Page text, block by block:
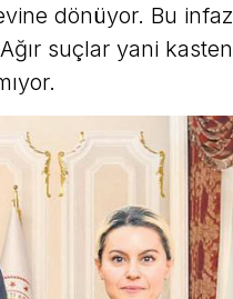
dönüyor. Bu infaz
suçlar yani kasten